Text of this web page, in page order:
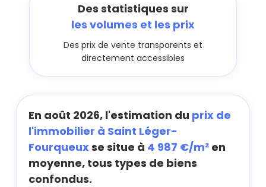
Des statistiques sur
les volumes et les prix
Des prix de vente transparents et
directement accessibles
En août 2026, l'estimation du prix de
l'immobilier à Saint Léger-
Fourqueuxse situe à 4 987 €/m² en
moyenne, tous types de biens
confondus.